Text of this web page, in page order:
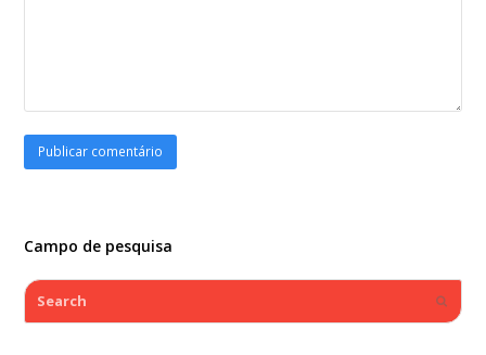
Campo de pesquisa
Search